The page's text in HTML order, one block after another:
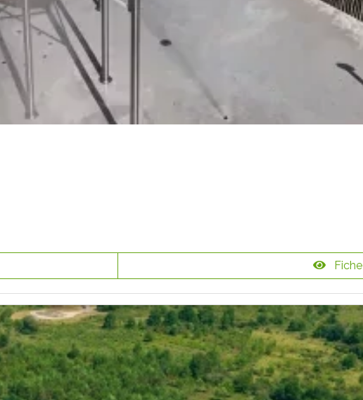
Fiche